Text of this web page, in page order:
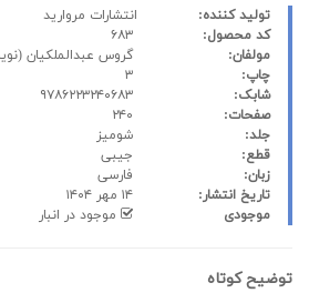
تولید کننده:
انتشارات مروارید
کد محصول:
مولفان:
گروس عبدالملکیان
چاپ:
شابک:
صفحات:
جلد:
شومیز
قطع:
جیبی
زبان:
فارسی
تاریخ انتشار:
موجودی
موجود در انبار
توضیح کوتاه